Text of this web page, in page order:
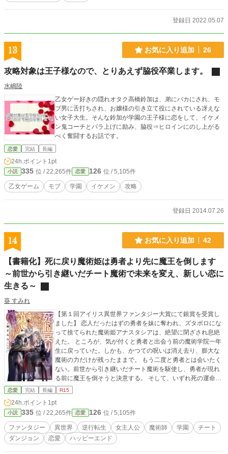
登録日 2022.05.07
13 お気に入り追加 26
攻略対象は王子様なので、とりあえず脇役卒業します。
水嶋陸
乙女ゲー好きの隠れオタク高橋鈴加は、弟にバカにされ、モ
ブ男に舌打ちされ、お嬢様の引き立て役にされている冴えな
い女子大生。そんな鈴加が学園の王子様に恋をして、イケメ
ン鬼コーチとパラ上げに励み、脇役⇒ヒロインにのし上がる
べく奮闘するお話です。
恋愛 完結 長編
24h.ポイント 1pt
小説 335 位 / 22,265件 恋愛 126 位 / 5,105件
乙女ゲーム モブ 学園 イケメン 攻略
登録日 2014.07.26
14 お気に入り追加 42
【書籍化】死に戻り魔術姫は勇者より先に魔王を倒します
～前世から引き継いだチート魔術で未来を変え、新しい恋に
生きる～
葵 すみれ
【第１回アイリス異世界ファンタジー大賞にて銀賞を受賞し
ました】 恋人だったはずの勇者を妹に奪われ、ズタボロにな
って捨てられた魔術姫アナスタシアは、絶望に閉ざされ息絶
えた。 ところが、気が付くと勇者と出会う前の魔術学院一年
生に戻っていた。しかも、かつての呪いは消え去り、膨大な
魔術の力だけが残ったままで。 もう二度と勇者とは会いたく
ない。前世から引き継いだチート魔術を駆使し、勇者が現れ
る前に魔王を倒そうと決意する。 そして、いずれ死の運命が
待つ相手と出会い――「もう面倒なので、運命も魔王も全て
と、そこに惚れた学院首席の先輩の物語。
恋愛 完結 長編 R15
24h.ポイント 1pt
小説 335 位 / 22,265件 恋愛 126 位 / 5,105件
ファンタジー 異世界 逆行転生 女主人公 魔術師 学園
チート
ダンジョン
恋愛 ハッピーエンド